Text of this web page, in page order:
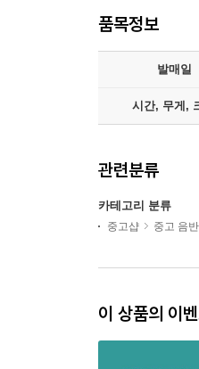
품목정보
발매일
시간, 무게,
관련분류
카테고리 분류
중고샵 중고 음반
이 상품의 이